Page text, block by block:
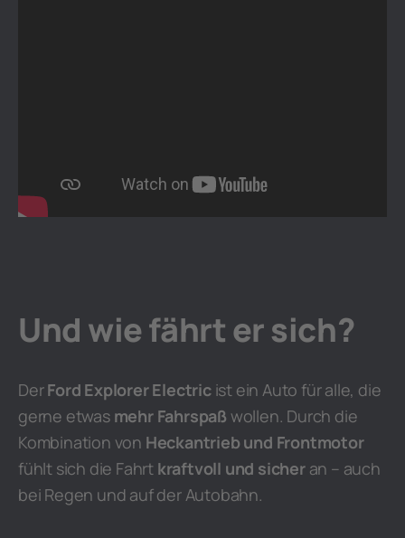
Und wie fährt er sich?
DerFord Explorer Electricist ein Auto für alle, die
gerne etwas mehr Fahrspaß wollen. Durch die
Kombination von Heckantrieb und Frontmotor
fühlt sich die Fahrt kraftvoll und sicheran – auch
bei Regen und auf der Autobahn.